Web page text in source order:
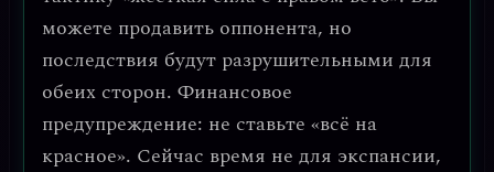
можете продавить оппонента, но
последствия будут разрушительными для
обеих сторон. Финансовое
предупреждение: не ставьте «всё на
красное». Сейчас время не для экспансии,